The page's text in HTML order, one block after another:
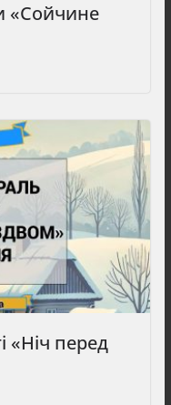
«Сойчине
«Ніч перед